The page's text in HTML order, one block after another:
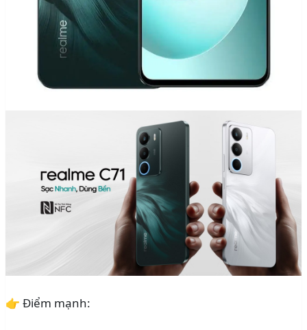
👉 Điểm mạnh: